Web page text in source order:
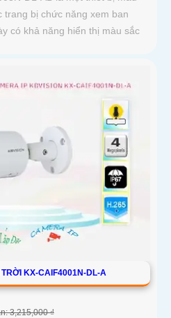
bị chức năng xem ban
có khả năng hiển thị màu sắc
KX-CAIF4001N-DL-A
3,215,000 ₫